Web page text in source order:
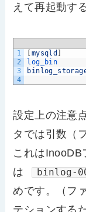
えて再起動す
1
2
3
4
[mysqld ]
log_bin
設定上の注意
タでは引数（
これはInooDB
は
binlog-
めです。（フ